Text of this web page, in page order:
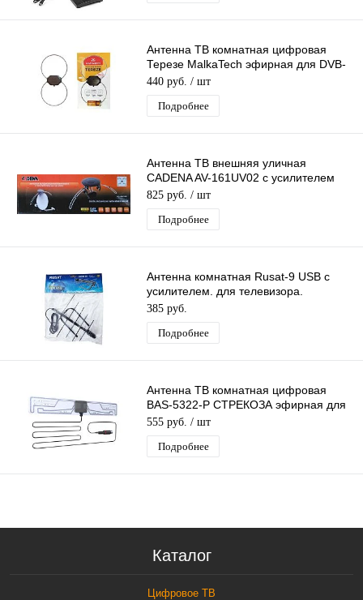
Антенна ТВ комнатная цифровая
Терезе MalkaTech эфирная для DVB-
T2 телевидения
440 руб. / шт
Подробнее
Антенна ТВ внешняя уличная
CADENA AV-161UV02 с усилителем
цифровая эфирная для DVB-T2 ТВ
825 руб. / шт
Подробнее
Антенна комнатная Rusat-9 USB с
усилителем. для телевизора.
активная. для дома. для дачи
385 руб.
Подробнее
Антенна ТВ комнатная цифровая
BAS-5322-P СТРЕКОЗА эфирная для
DVB-T2 телевидения Рэмо
555 руб. / шт
Подробнее
Каталог
Цифровое ТВ